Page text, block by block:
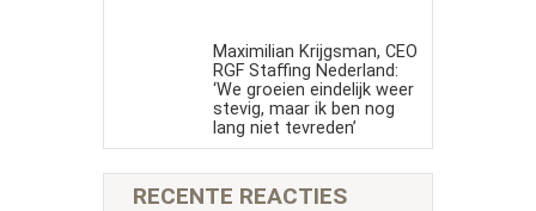
Maximilian Krijgsman, CEO
RGF Staffing Nederland:
‘We groeien eindelijk weer
stevig, maar ik ben nog
lang niet tevreden’
RECENTE REACTIES